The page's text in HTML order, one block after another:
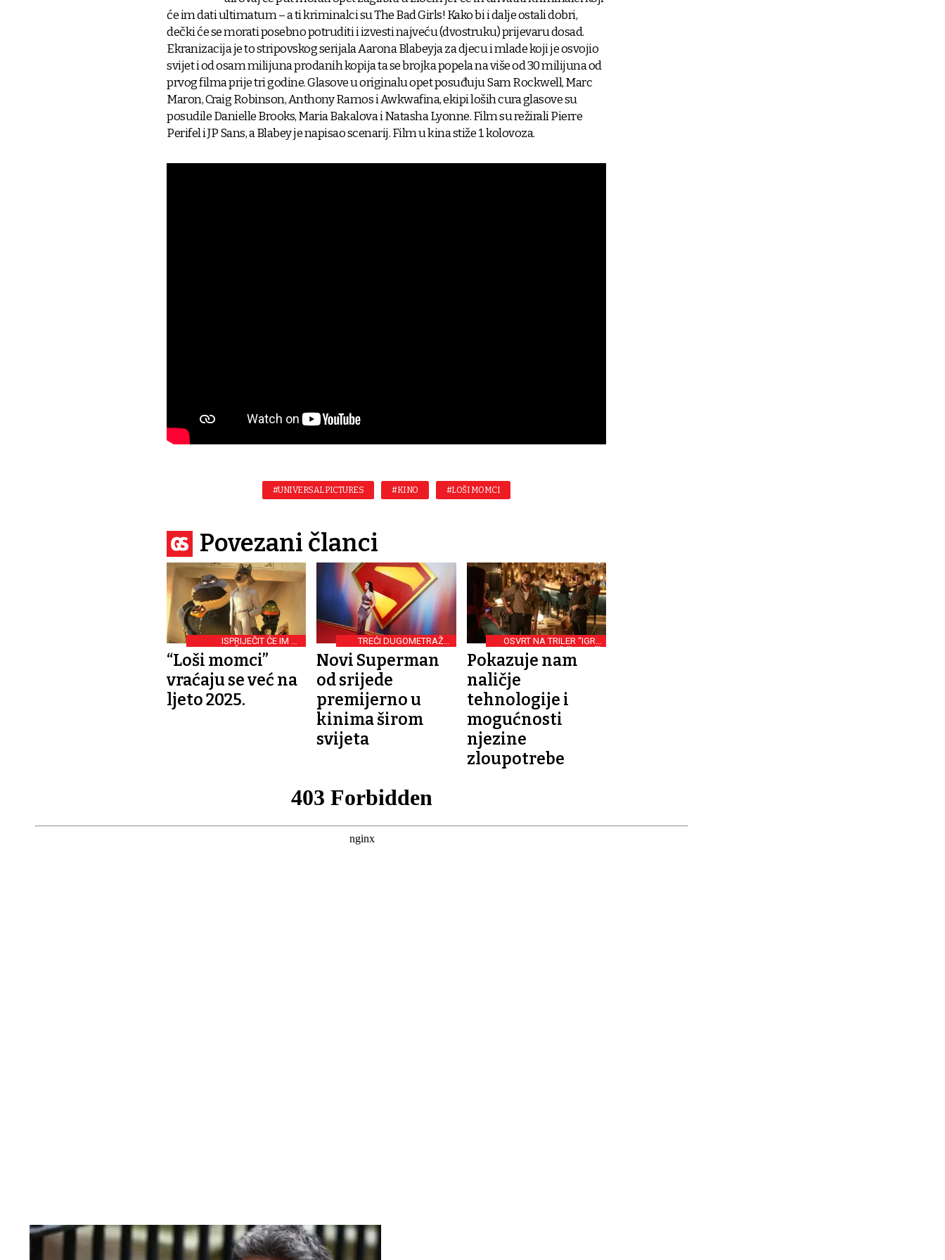
će im dati ultimatum – a ti kriminalci su The Bad Girls! Kako bi i dalje ostali dobri,
dečki će se morati posebno potruditi i izvesti najveću (dvostruku) prijevaru dosad.
Ekranizacija je to stripovskog serijala Aarona Blabeyja za djecu i mlade koji je osvojio
svijet i od osam milijuna prodanih kopija ta se brojka popela na više od 30 milijuna od
prvog filma prije tri godine. Glasove u originalu opet posuđuju Sam Rockwell, Marc
Maron, Craig Robinson, Anthony Ramos i Awkwafina, ekipi loših cura glasove su
posudile Danielle Brooks, Maria Bakalova i Natasha Lyonne. Film su režirali Pierre
Perifel i JP Sans, a Blabey je napisao scenarij. Film u kina stiže 1. kolovoza.
#UNIVERSAL PICTURES #KINO #LOŠI MOMCI
Povezani članci
ISPRIJEČIT ĆE IM SE
NEOČEKIVANA EKIPA
“Loši momci”
vraćaju se već na
ljeto 2025.
TREĆI DUGOMETRAŽNI
FILM
Novi Superman
od srijede
premijerno u
kinima širom
svijeta
OSVRT NA TRILER “IGRA
STRAHA” (“DROP”)
Pokazuje nam
naličje
tehnologije i
mogućnosti
njezine
zloupotrebe